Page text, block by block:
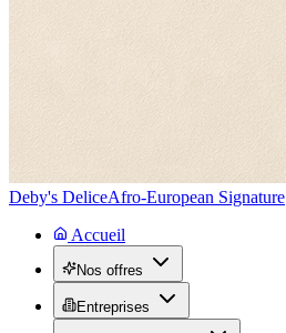
Deby's DeliceAfro-European Signature
Accueil
Nos offres
Entreprises